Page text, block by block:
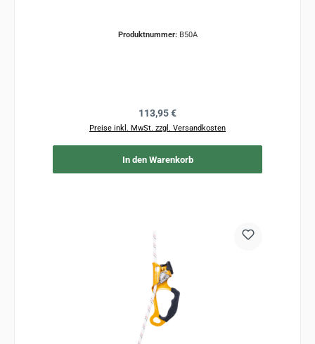
Produktnummer: B50A
Regulärer Preis:
113,95 €
Preise inkl. MwSt. zzgl. Versandkosten
In den Warenkorb